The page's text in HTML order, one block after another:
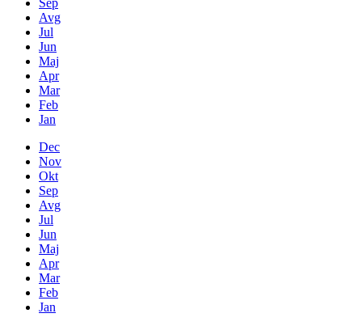
Avg
Jul
Jun
Maj
Apr
Mar
Feb
Jan
Dec
Nov
Okt
Sep
Avg
Jul
Jun
Maj
Apr
Mar
Feb
Jan